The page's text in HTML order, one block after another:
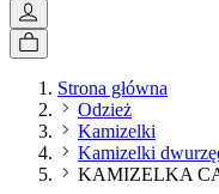
Strona główna
Odzież
Kamizelki
Kamizelki
KAMIZELKA